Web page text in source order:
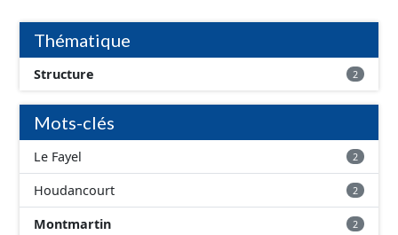
conformément aux prescriptions du standard CNIG Sites
Économiques. Ce lot ne contient pas la référence aux
terrains à vocation économique à ce jour. Il est filtré au-
delà des prescriptions du CNIG se limitant aux SCI.
Thématique
Structure 2
Mots-clés
Le Fayel 2
Houdancourt 2
Montmartin 2